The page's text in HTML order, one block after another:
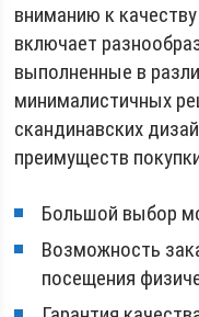
вниманию к
включает
выполненные в
минималистичных
скандинавских
преимуществ
Большой выбор
Возможность
посещения